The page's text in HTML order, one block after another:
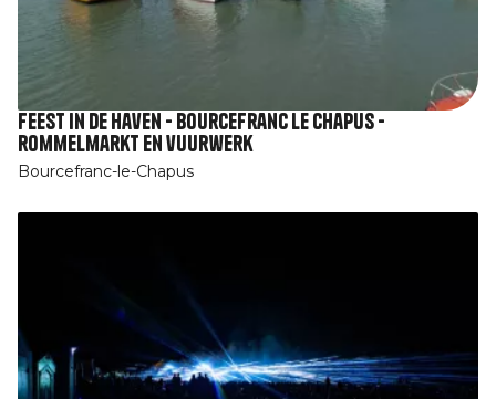
Feest in de haven - Bourcefranc Le Chapus -
rommelmarkt en vuurwerk
Bourcefranc-le-Chapus